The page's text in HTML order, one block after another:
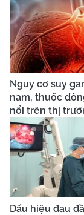
Nguy cơ suy
nam, thuốc
nổi trên thị
Dấu hiệu đau